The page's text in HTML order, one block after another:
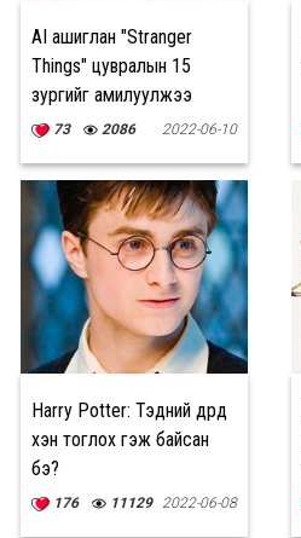
AI ашиглан "Stranger
Things" цувралын 15
зургийг амилуулжээ
73 2086 2022-06-10
Harry Potter: Тэдний дүрд
хэн тоглох гэж байсан
бэ?
176 11129 2022-06-08